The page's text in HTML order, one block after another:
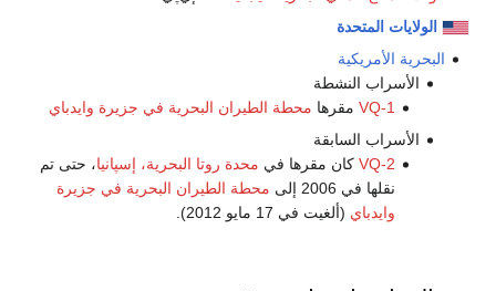
الولايات المتحدة
البحرية الأمريكية
الأسراب النشطة
VQ-1 مقرها محطة الطيران البحرية في جزيرة وايدباي
الأسراب السابقة
VQ-2 كان مقرها في محدة روتا البحرية، إسپانيا، حتى تم
نقلها في 2006 إلى
محطة الطيران البحرية في جزيرة
وايدباي (ألغيت في 17 مايو 2012).